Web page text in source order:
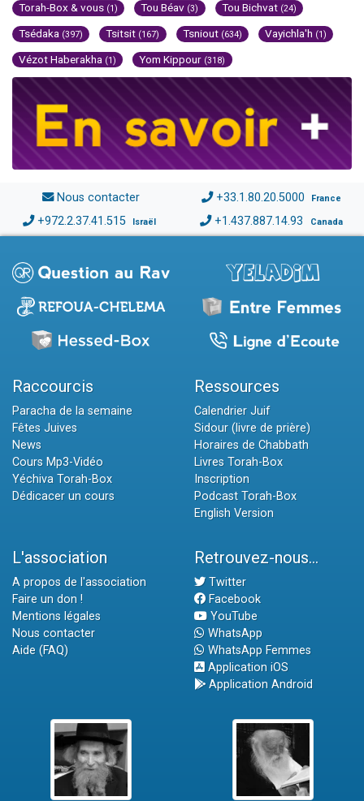
Torah-Box & vous (1) Tou Béav (3) Tou Bichvat (24)
Tsédaka (397) Tsitsit (167) Tsniout (634) Vayichla'h (1)
Vézot Haberakha (1) Yom Kippour (318)
Nous contacter +33.1.80.20.5000 France
+972.2.37.41.515 Israël +1.437.887.14.93 Canada
Raccourcis
Paracha de la semaine
Fêtes Juives
News
Cours Mp3-Vidéo
Yéchiva Torah-Box
Dédicacer un cours
Ressources
Calendrier Juif
Sidour (livre de prière)
Horaires de Chabbath
Livres Torah-Box
Inscription
Podcast Torah-Box
English Version
L'association
A propos de l'association
Faire un don !
Mentions légales
Nous contacter
Aide (FAQ)
Retrouvez-nous...
Twitter
Facebook
YouTube
WhatsApp
WhatsApp Femmes
Application iOS
Application Android